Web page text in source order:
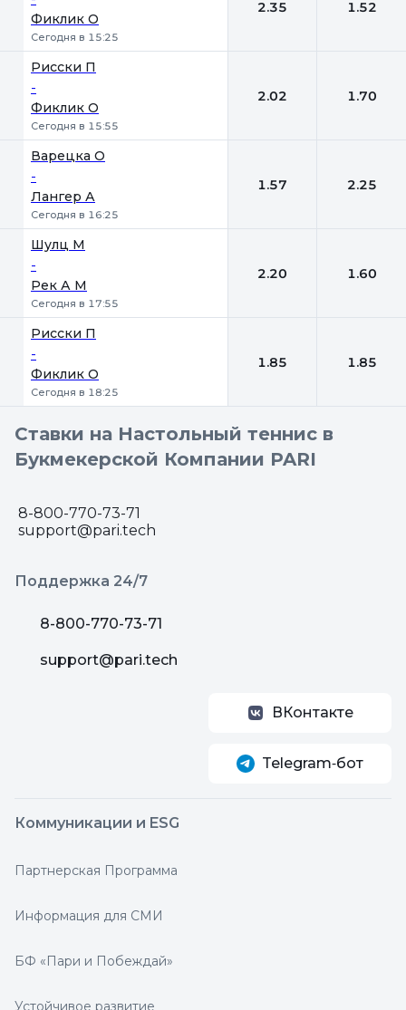
Фиклик О
Сегодня в 15:25
2.35 1.52
Рисски П
-
Фиклик О
Сегодня в 15:55
2.02 1.70
Варецка О
-
Лангер А
Сегодня в 16:25
1.57 2.25
Шулц М
-
Рек А М
Сегодня в 17:55
2.20 1.60
Рисски П
-
Фиклик О
Сегодня в 18:25
1.85 1.85
Ставки на Настольный теннис в
Букмекерской Компании PARI
8-800-770-73-71
support@pari.tech
Поддержка 24/7
8-800-770-73-71
support@pari.tech
ВКонтакте
Telegram‑бот
Коммуникации и ESG
Партнерская Программа
Информация для СМИ
БФ «Пари и Побеждай»
Устойчивое развитие